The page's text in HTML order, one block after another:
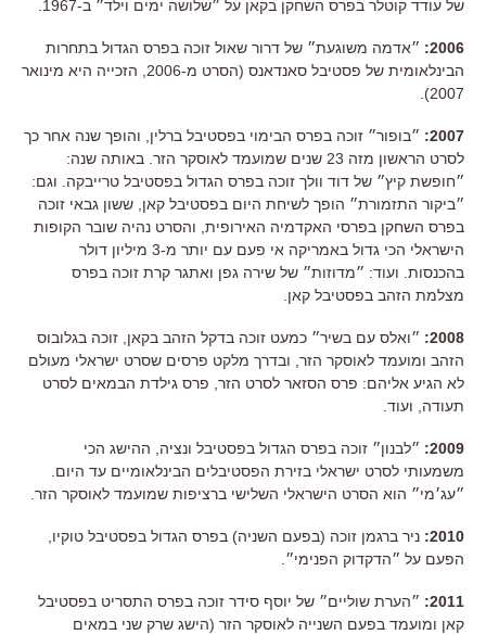
של עודד קוטלר בפרס השחקן בקאן על ״שלושה ימים וילד״ ב-1967.
2006:
״אדמה משוגעת״ של דרור שאול זוכה בפרס הגדול בתחרות
הבינלאומית של פסטיבל סאנדאנס (הסרט מ-2006, הזכייה היא מינואר
2007).
2007:
״בופור״ זוכה בפרס הבימוי בפסטיבל ברלין, והופך שנה אחר כך
לסרט הראשון מזה 23 שנים שמועמד לאוסקר הזר. באותה שנה:
״חופשת קיץ״ של דוד וולך זוכה בפרס הגדול בפסטיבל טרייבקה. וגם:
״ביקור התזמורת״ הופך לשיחת היום בפסטיבל קאן, ששון גבאי זוכה
בפרס השחקן בפרסי האקדמיה האירופית, והסרט נהיה שובר הקופות
הישראלי הכי גדול באמריקה אי פעם עם יותר מ-3 מיליון דולר
בהכנסות. ועוד: ״מדוזות״ של שירה גפן ואתגר קרת זוכה בפרס
מצלמת הזהב בפסטיבל קאן.
2008:
״ואלס עם בשיר״ כמעט זוכה בדקל הזהב בקאן, זוכה בגלובוס
הזהב ומועמד לאוסקר הזר, ובדרך מלקט פרסים שסרט ישראלי מעולם
לא הגיע אליהם: פרס הסזאר לסרט הזר, פרס גילדת הבמאים לסרט
תעודה, ועוד.
2009:
״לבנון״ זוכה בפרס הגדול בפסטיבל ונציה, ההישג הכי
משמעותי לסרט ישראלי בזירת הפסטיבלים הבינלאומיים עד היום.
״עג׳מי״ הוא הסרט הישראלי השלישי ברציפות שמועמד לאוסקר הזר.
2010: ניר ברגמן זוכה (בפעם השניה) בפרס הגדול בפסטיבל טוקיו,
הפעם על ״הדקדוק הפנימי״.
2011:
״הערת שוליים״ של יוסף סידר זוכה בפרס התסריט בפסטיבל
קאן ומועמד בפעם השנייה לאוסקר הזר (הישג שרק שני במאים